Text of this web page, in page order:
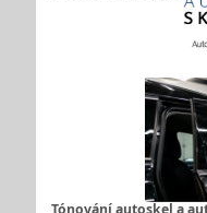
Tónování autoskel a